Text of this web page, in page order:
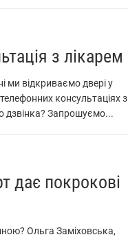
з лікарем
ми відкриваємо двері у
консультаціях з
дзвінка? Запрошуємо...
дає покрокові
Ольга Заміховська,